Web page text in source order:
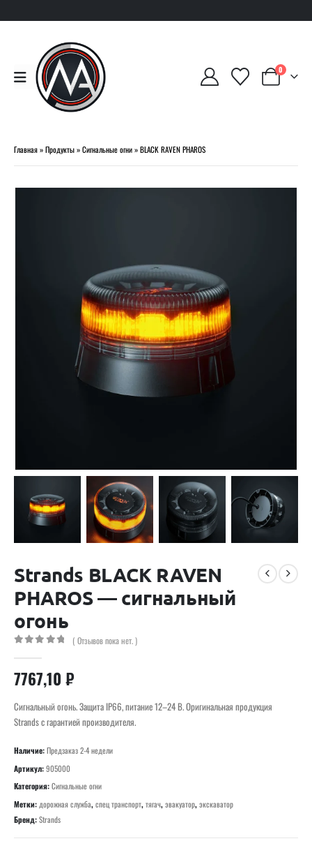
0
Главная»Продукты»Сигнальные огни»BLACK RAVEN PHAROS
Strands BLACK RAVEN
PHAROS — сигнальный
огонь
( Отзывов пока нет. )
7767,10 ₽
Сигнальный огонь. Защита IP66, питание 12–24 В. Оригинальная продукция
Strands с гарантией производителя.
Наличие:Предзаказ 2-4 недели
Артикул:905000
Категория:Сигнальные огни
Метки: дорожная служба,спец транспорт,тягач,эвакуатор,экскаватор
Бренд:Strands